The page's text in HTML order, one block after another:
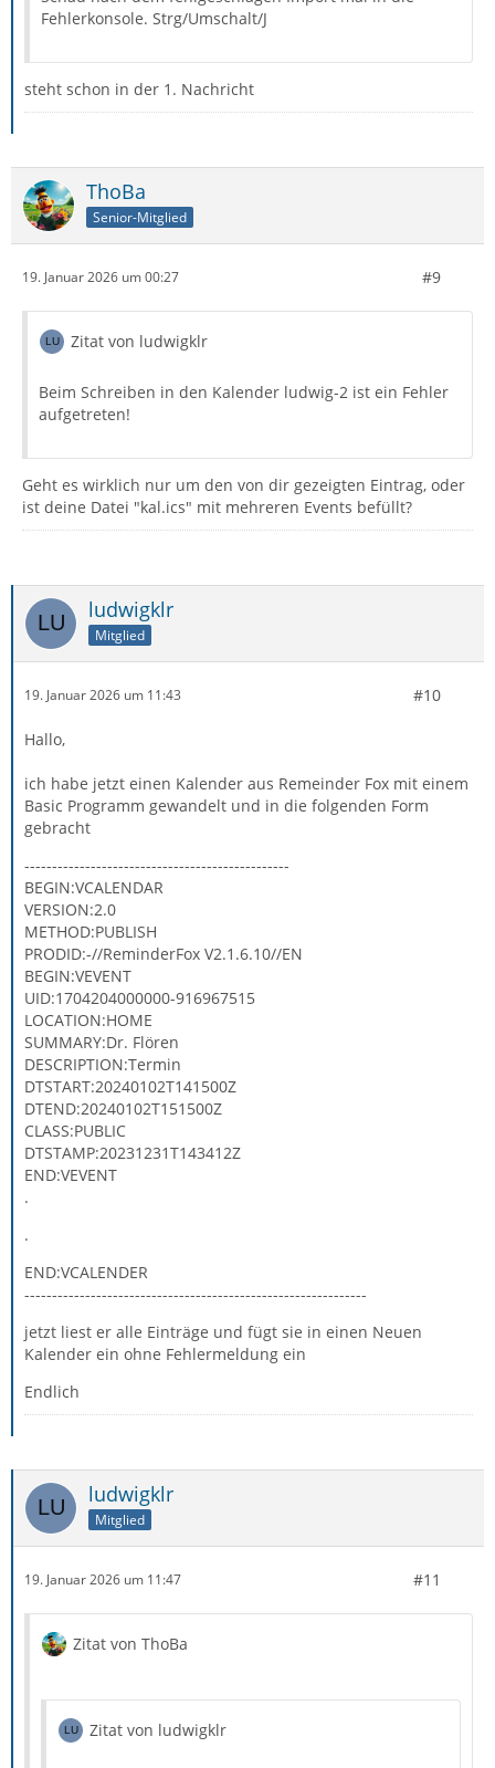
Fehlerkonsole. Strg/Umschalt/J
steht schon in der 1. Nachricht
ThoBa
Senior-Mitglied
19. Januar 2026 um 00:27 #9
Zitat von ludwigklr
Beim Schreiben in den Kalender ludwig-2 ist ein Fehler
aufgetreten!
Geht es wirklich nur um den von dir gezeigten Eintrag, oder
ist deine Datei "kal.ics" mit mehreren Events befüllt?
ludwigklr
Mitglied
19. Januar 2026 um 11:43 #10
Hallo,
ich habe jetzt einen Kalender aus Remeinder Fox mit einem
Basic Programm gewandelt und in die folgenden Form
gebracht
------------------------------------------------
BEGIN:VCALENDAR
VERSION:2.0
METHOD:PUBLISH
PRODID:-//ReminderFox V2.1.6.10//EN
BEGIN:VEVENT
UID:1704204000000-916967515
LOCATION:HOME
SUMMARY:Dr. Flören
DESCRIPTION:Termin
DTSTART:20240102T141500Z
DTEND:20240102T151500Z
CLASS:PUBLIC
DTSTAMP:20231231T143412Z
END:VEVENT
.
.
END:VCALENDER
--------------------------------------------------------------
jetzt liest er alle Einträge und fügt sie in einen Neuen
Kalender ein ohne Fehlermeldung ein
Endlich
ludwigklr
Mitglied
19. Januar 2026 um 11:47 #11
Zitat von ThoBa
Zitat von ludwigklr